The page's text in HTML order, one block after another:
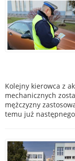
Kolejny kierowca z
mechanicznych
mężczyzny
temu już następnego